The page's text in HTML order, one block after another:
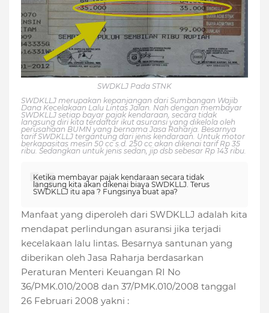
SWDKLJ Pada STNK
SWDKLLJ merupakan kepanjangan dari Sumbangan Wajib
Dana Kecelakaan Lalu Lintas Jalan. Nah dengan membayar
SWDKLLJ setiap bayar pajak kendaraan, secara tidak
langsung diri kita terdaftar ikut asuransi yang dikelola oleh
perusahaan BUMN yang bernama Jasa Raharja. Besarnya
tarif SWDKLLJ tergantung dari jenis kendaraan. Untuk motor
berkapasitas mesin 50 cc s.d. 250 cc akan dikenai tarif Rp 35
ribu. Sedangkan untuk jenis sedan, jip dsb sebesar Rp 143 ribu.
Ketika membayar pajak kendaraan secara tidak
langsung kita akan dikenai biaya SWDKLLJ. Terus
SWDKLLJ itu apa ? Fungsinya buat apa?
Manfaat yang diperoleh dari SWDKLLJ adalah kita
mendapat perlindungan asuransi jika terjadi
kecelakaan lalu lintas. Besarnya santunan yang
diberikan oleh Jasa Raharja berdasarkan
Peraturan Menteri Keuangan RI No
36/PMK.010/2008 dan 37/PMK.010/2008 tanggal
26 Februari 2008 yakni :